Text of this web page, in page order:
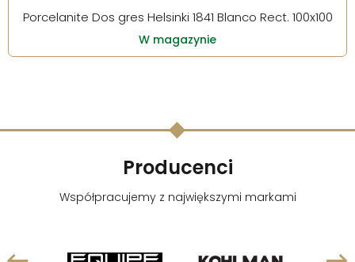
Porcelanite Dos gres Helsinki 1841 Blanco Rect. 100x100
W magazynie
Producenci
Współpracujemy z największymi markami